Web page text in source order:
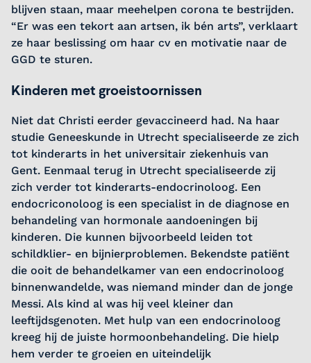
blijven staan, maar meehelpen corona te bestrijden.
“Er was een tekort aan artsen, ik bén arts”, verklaart
ze haar beslissing om haar cv en motivatie naar de
GGD te sturen.
Kinderen met groeistoornissen
Niet dat Christi eerder gevaccineerd had. Na haar
studie Geneeskunde in Utrecht specialiseerde ze zich
tot kinderarts in het universitair ziekenhuis van
Gent. Eenmaal terug in Utrecht specialiseerde zij
zich verder tot kinderarts-endocrinoloog. Een
endocriconoloog is een specialist in de diagnose en
behandeling van hormonale aandoeningen bij
kinderen. Die kunnen bijvoorbeeld leiden tot
schildklier- en bijnierproblemen. Bekendste patiënt
die ooit de behandelkamer van een endocrinoloog
binnenwandelde, was niemand minder dan de jonge
Messi. Als kind al was hij veel kleiner dan
leeftijdsgenoten. Met hulp van een endocrinoloog
kreeg hij de juiste hormoonbehandeling. Die hielp
hem verder te groeien en uiteindelijk